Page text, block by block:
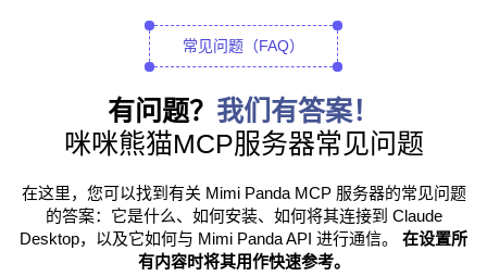
常见问题（FAQ）
有问题？ 我们有答案！
咪咪熊猫MCP服务器常见问题
在这里，您可以找到有关 Mimi Panda MCP 服务器的常见问题
的答案：它是什么、如何安装、如何将其连接到 Claude
Desktop，以及它如何与 Mimi Panda API 进行通信。 在设置所
有内容时将其用作快速参考。